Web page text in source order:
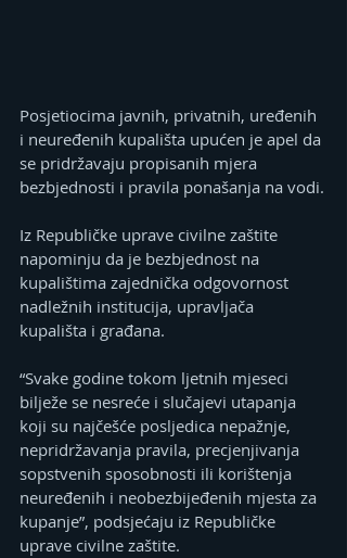
Posjetiocima javnih, privatnih, uređenih
i neuređenih kupališta upućen je apel da
se pridržavaju propisanih mjera
bezbjednosti i pravila ponašanja na vodi.
Iz Republičke uprave civilne zaštite
napominju da je bezbjednost na
kupalištima zajednička odgovornost
nadležnih institucija, upravljača
kupališta i građana.
“Svake godine tokom ljetnih mjeseci
bilježe se nesreće i slučajevi utapanja
koji su najčešće posljedica nepažnje,
nepridržavanja pravila, precjenjivanja
sopstvenih sposobnosti ili korištenja
neuređenih i neobezbijeđenih mjesta za
kupanje”, podsjećaju iz Republičke
uprave civilne zaštite.